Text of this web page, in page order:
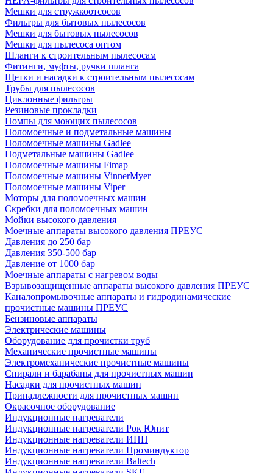
Мешки для стружкоотсосов
Фильтры для бытовых пылесосов
Мешки для бытовых пылесосов
Мешки для пылесоса оптом
Шланги к строительным пылесосам
Фитинги, муфты, ручки шланга
Щетки и насадки к строительным пылесосам
Трубы для пылесосов
Циклонные фильтры
Резиновые прокладки
Помпы для моющих пылесосов
Поломоечные и подметальные машины
Поломоечные машины Gadlee
Подметальные машины Gadlee
Поломоечные машины Fimap
Поломоечные машины VinnerMyer
Поломоечные машины Viper
Моторы для поломоечных машин
Скребки для поломоечных машин
Мойки высокого давления
Моечные аппараты высокого давления ПРЕУС
Давления до 250 бар
Давления 350-500 бар
Давление от 1000 бар
Моечные аппараты с нагревом воды
Взрывозащищенные аппараты высокого давления ПРЕУС
Каналопромывочные аппараты и гидродинамические
прочистные машины ПРЕУС
Бензиновые аппараты
Электрические машины
Оборудование для прочистки труб
Механические прочистные машины
Электромеханические прочистные машины
Спирали и барабаны для прочистных машин
Насадки для прочистных машин
Принадлежности для прочистных машин
Окрасочное оборудование
Индукционные нагреватели
Индукционные нагреватели Рок Юнит
Индукционные нагреватели ИНП
Индукционные нагреватели Проминдуктор
Индукционные нагреватели Baltech